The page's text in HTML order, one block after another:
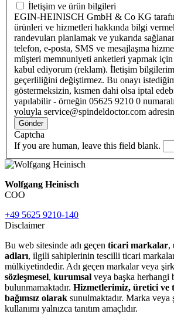
İletişim ve ürün bilgileri
EGIN-HEINISCH GmbH & Co KG
ürünleri ve hizmetleri hakkında bilgi
randevuları planlamak ve yukarıda
telefon, e-posta, SMS ve mesajlaşma
müşteri memnuniyeti anketleri yapmak
kabul ediyorum (reklam). İletişim
geçerliliğini değiştirmez. Bu onayı
göstermeksizin, kısmen dahi olsa iptal
yapılabilir - örneğin 05625 9210 0
yoluyla service@spindeldoctor.com
Gönder
Captcha
If you are human, leave this field blank.
Wolfgang Heinisch
COO
+49 5625 9210-140
Disclaimer
Bu web sitesinde adı geçen ticari markalar,
adları, ilgili sahiplerinin tescilli ticari
mülkiyetindedir. Adı geçen markalar veya
sözleşmesel, kurumsal veya başka
bulunmamaktadır. Hizmetlerimiz, üretici ve
bağımsız olarak sunulmaktadır. Marka veya
kullanımı yalnızca tanıtım amaçlıdır.